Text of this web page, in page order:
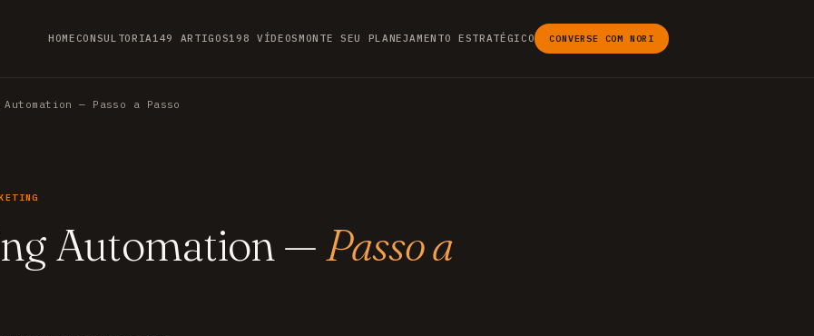
HOME CONSULTORIA149 ARTIGOS198 VÍDEOSMONTE SEU PLANEJAMENTO ESTRATÉGICO CONVERSE COM NORI
— Passo a Passo
Automation —Passo a